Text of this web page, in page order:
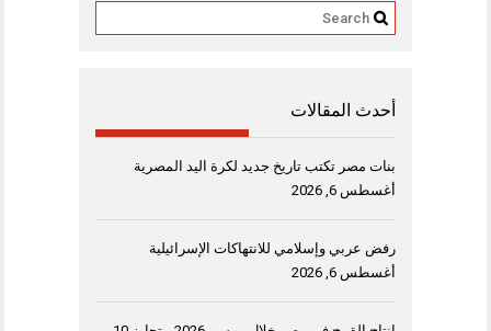
أحدث المقالات
بنات مصر تكتب تاريخ جديد لكرة اليد المصرية
أغسطس 6, 2026
رفض عربي وإسلامي للانتهاكات الإسرائيلية
أغسطس 6, 2026